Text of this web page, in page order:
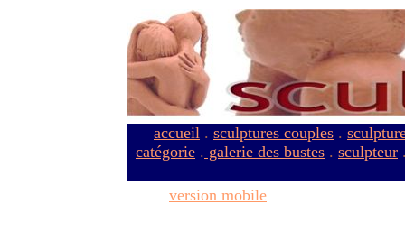
accueil . sculptures couples .
catégorie . galerie des bustes . sculpteur
version mobile